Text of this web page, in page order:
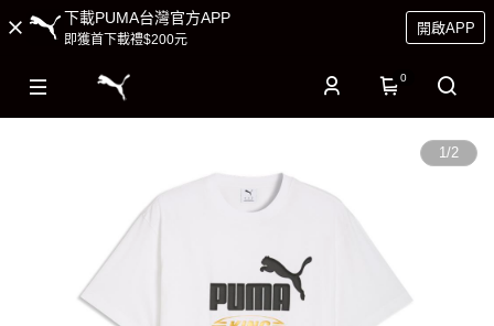
下載PUMA台灣官方APP
即獲首下載禮$200元
開啟APP
0
1/2